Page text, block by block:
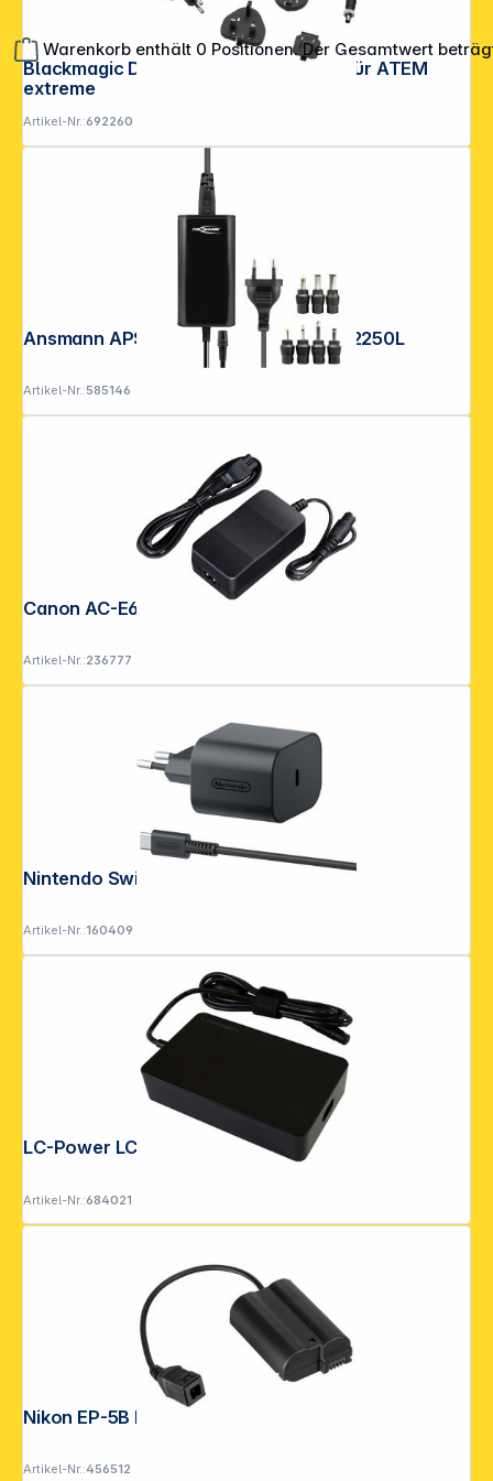
Warenkorb enthält 0 Positionen. Der Gesamtwert
Blackmagic Design Netzteil 12V 60W für ATEM
extreme
Artikel-Nr.:692260
Ansmann APS 2250 L max. 27 W 1201-2250L
Artikel-Nr.:585146
Canon AC-E6N
Artikel-Nr.:236777
Nintendo Switch 2-Netzteil
Artikel-Nr.:160409
LC-Power LC-NB-PRO-90
Artikel-Nr.:684021
Nikon EP-5B Netzadapteranschluss
Artikel-Nr.:456512
**EVP = Empfohlener Verkaufspreis des Herstellers /
Alle Preise exkl. gesetzl. Mehrwertsteuer zzgl.
Versandkosten
Copyright © 2001 - 2026 DGH - Alle Rechte vorbehalten.